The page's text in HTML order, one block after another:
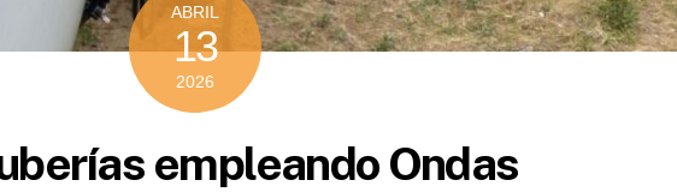
ABRIL
13
2026
empleando Ondas